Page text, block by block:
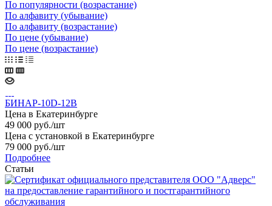
По популярности (возрастание)
По алфавиту (убывание)
По алфавиту (возрастание)
По цене (убывание)
По цене (возрастание)
БИНАР-10D-12В
Цена в Екатеринбурге
49 000 руб./шт
Цена с установкой в Екатеринбурге
79 000 руб./шт
Подробнее
Статьи